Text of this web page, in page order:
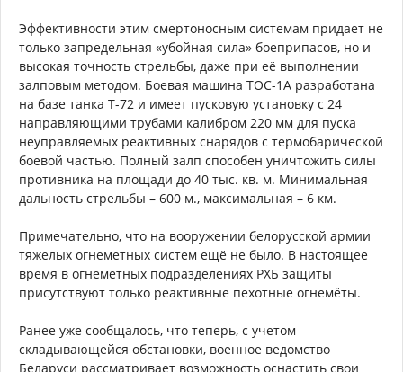
Эффективности этим смертоносным системам придает не
только запредельная «убойная сила» боеприпасов, но и
высокая точность стрельбы, даже при её выполнении
залповым методом. Боевая машина ТОС-1А разработана
на базе танка Т-72 и имеет пусковую установку с 24
направляющими трубами калибром 220 мм для пуска
неуправляемых реактивных снарядов с термобарической
боевой частью. Полный залп способен уничтожить силы
противника на площади до 40 тыс. кв. м. Минимальная
дальность стрельбы – 600 м., максимальная – 6 км.
Примечательно, что на вооружении белорусской армии
тяжелых огнеметных систем ещё не было. В настоящее
время в огнемётных подразделениях РХБ защиты
присутствуют только реактивные пехотные огнемёты.
Ранее уже сообщалось, что теперь, с учетом
складывающейся обстановки, военное ведомство
Беларуси рассматривает возможность оснастить свои